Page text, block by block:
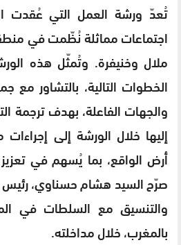
تُعدّ ورشة العمل التي عُقدت
اجتماعات مماثلة نُظّمت في
ملال وخنيفرة. وتُمثّل هذه
الخطوات التالية، بالتشاور مع
والجهات الفاعلة، بهدف ترجمة
إليها خلال الورشة إلى
أرض الواقع، بما يُسهم في تعزيز
صرّح السيد هشام حسناوي،
والتنسيق مع السلطات في
بالمغرب، خلال مداخلته.